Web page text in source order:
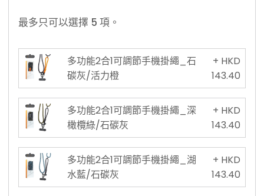
最多只可以選擇 5 項。
多功能2合1可調節手機掛繩_石
碳灰/活力橙
+ HKD
143.40
多功能2合1可調節手機掛繩_深
橄欖綠/石碳灰
+ HKD
143.40
多功能2合1可調節手機掛繩_湖
水藍/石碳灰
+ HKD
143.40